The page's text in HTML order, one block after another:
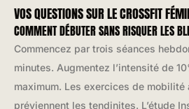
VOS QUESTIONS SUR LE CROSSFIT
COMMENT DÉBUTER SANS RISQUER LES
Commencez par trois séances
minutes. Augmentez l’intensité de
maximum. Les exercices de
préviennent les tendinites. L’étude